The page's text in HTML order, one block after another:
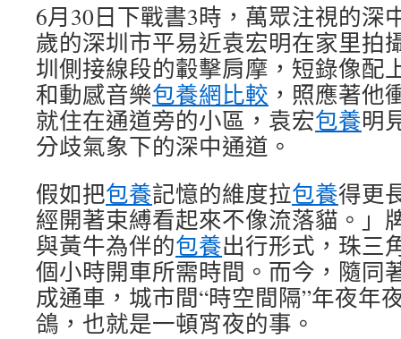
6月30日下戰書3時，萬眾注視的深
歲的深圳市平易近袁宏明在家里拍
圳側接線段的轂擊肩摩，短錄像配
和動感音樂包養網比較 ，照應著他
就住在通道旁的小區，袁宏包養明
分歧氣象下的深中通道。
假如把包養記憶的維度拉包養得更
經開著束縛看起來不像流落貓。」
與黃牛為伴的包養出行形式，珠三
個小時開車所需時間。而今，隨同
成通車，城市間“時空間隔”年夜年
鴿，也就是一頓宵夜的事。